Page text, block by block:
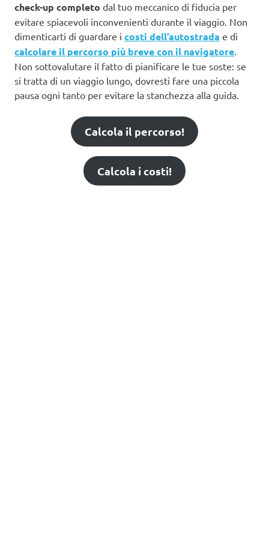
check-up completo dal tuo meccanico di fiducia per
evitare spiacevoli inconvenienti durante il viaggio. Non
dimenticarti di guardare i costi dell’autostrada e di
calcolare il percorso più breve con il navigatore.
Non sottovalutare il fatto di pianificare le tue soste: se
si tratta di un viaggio lungo, dovresti fare una piccola
pausa ogni tanto per evitare la stanchezza alla guida.
Calcola il percorso!
Calcola i costi!